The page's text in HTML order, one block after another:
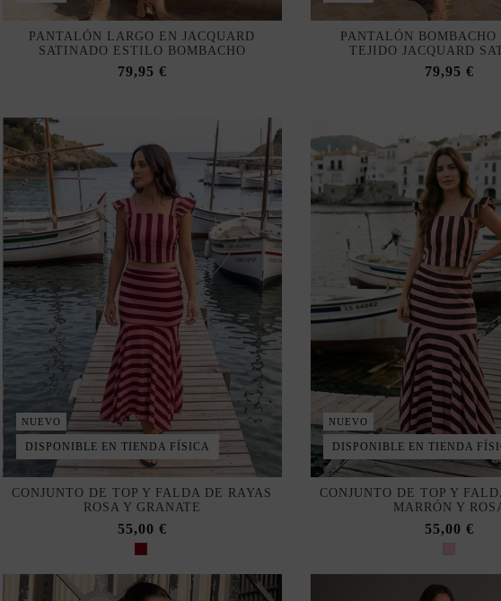
PANTALÓN LARGO EN JACQUARD
SATINADO ESTILO BOMBACHO
79,95 €
PANTALÓN BOMBACHO
TEJIDO JACQUARD
79,95 €
NUEVO
DISPONIBLE EN TIENDA FÍSICA
CONJUNTO DE TOP Y FALDA DE RAYAS
ROSA Y GRANATE
55,00 €
NUEVO
DISPONIBLE EN TIENDA
CONJUNTO DE TOP Y
MARRÓN Y
55,00 €